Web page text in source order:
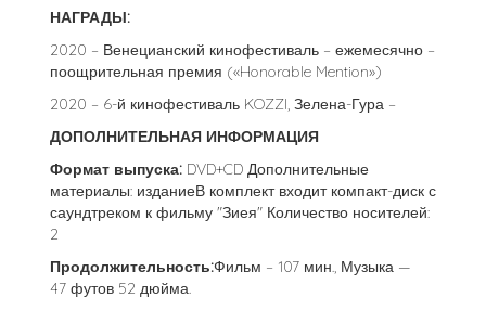
НАГРАДЫ:
2020 – Венецианский кинофестиваль – ежемесячно –
поощрительная премия («Honorable Mention»)
2020 – 6-й кинофестиваль KOZZI, Зелена-Гура –
ДОПОЛНИТЕЛЬНАЯ ИНФОРМАЦИЯ
Формат выпуска: DVD+CD Дополнительные
материалы: изданиеВ комплект входит компакт-диск с
саундтреком к фильму "Зиея" Количество носителей:
2
Продолжительность:Фильм – 107 мин., Музыка —
47 футов 52 дюйма.